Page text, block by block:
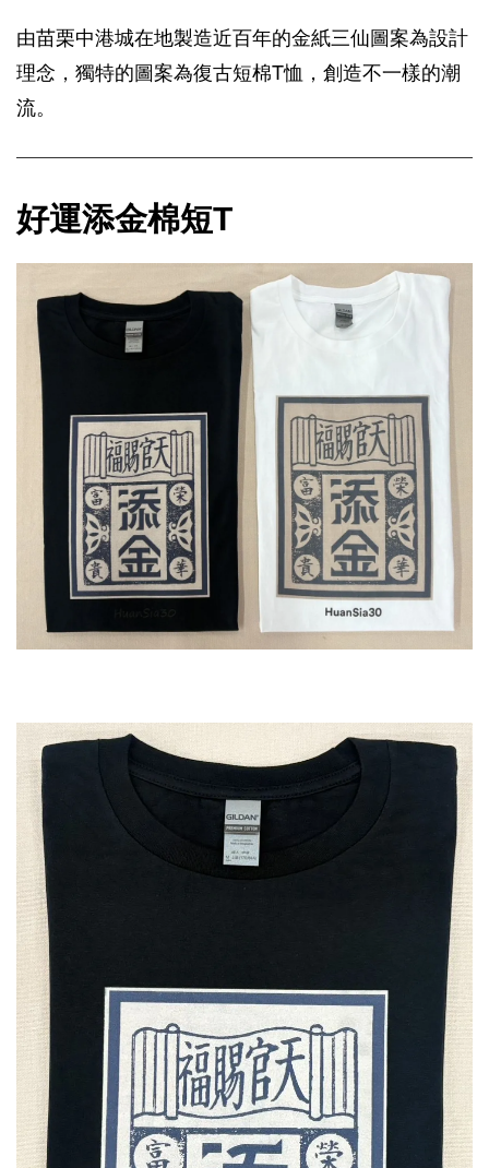
由苗栗中港城在地製造近百年的金紙三仙圖案為設計
理念， 獨特的圖案為復古短棉T恤，創造不一樣的潮
流。
好運添金棉短T